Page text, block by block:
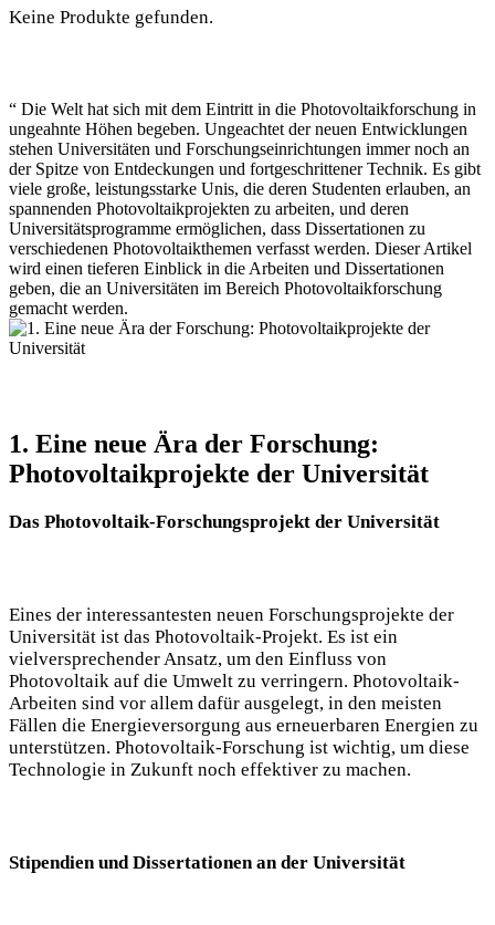
Keine Produkte gefunden.
“ Die Welt hat sich mit dem Eintritt in die Photovoltaikforschung in
ungeahnte Höhen begeben. Ungeachtet der neuen Entwicklungen
stehen Universitäten und Forschungseinrichtungen immer noch an
der Spitze von Entdeckungen und fortgeschrittener Technik. Es gibt
viele große, leistungsstarke Unis, die deren Studenten erlauben, an
spannenden Photovoltaikprojekten zu arbeiten, und deren
Universitätsprogramme ermöglichen, dass Dissertationen zu
verschiedenen Photovoltaikthemen verfasst werden. Dieser Artikel
wird einen tieferen Einblick in die Arbeiten und Dissertationen
geben, die an Universitäten im Bereich Photovoltaikforschung
gemacht werden.
1. Eine neue Ära der Forschung:
Photovoltaikprojekte der Universität
Das Photovoltaik-Forschungsprojekt der Universität
Eines der interessantesten neuen Forschungsprojekte der
Universität ist das Photovoltaik-Projekt. Es ist ein
vielversprechender Ansatz, um den Einfluss von
Photovoltaik auf die Umwelt zu verringern. Photovoltaik-
Arbeiten sind vor allem dafür ausgelegt, in den meisten
Fällen die Energieversorgung aus erneuerbaren Energien zu
unterstützen. Photovoltaik-Forschung ist wichtig, um diese
Technologie in Zukunft noch effektiver zu machen.
Stipendien und Dissertationen an der Universität